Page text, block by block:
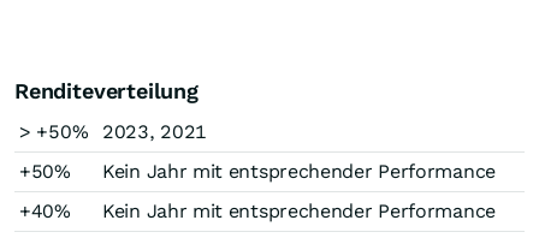
Renditeverteilung
> +50%
2023, 2021
+50%
Kein Jahr mit entsprechender Performance
+40%
Kein Jahr mit entsprechender Performance